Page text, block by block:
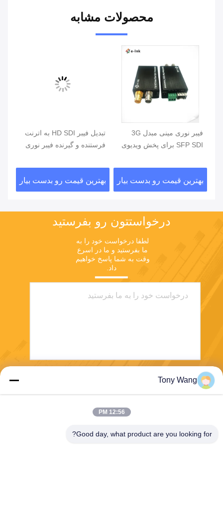
محصولات مشابه
فیبر نوری مینی مبدل 3G
SFP SDI برای پخش ویدیوی
بهترین قیمت رو بدست بیار
تبدیل فیبر HD SDI به اترنت
فرستنده و گیرنده فیبر نوری
بهترین قیمت رو بدست بیار
درخواستتون رو بفرستيد
ما بفرستید و ما در اسرع
داد.
Tony Wang
12:56 PM
Good day, what product are you looking for?